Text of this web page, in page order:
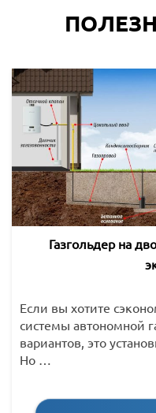
Газгольдер на
Если вы хотите
системы автономной
вариантов, это
Но …